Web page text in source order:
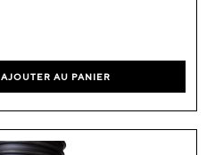
AJOUTER AU PANIER